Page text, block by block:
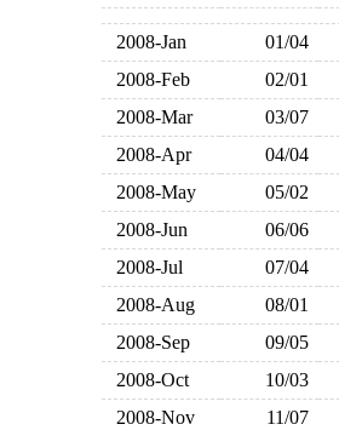
2008-Jan 01/04
2008-Feb
02/01
2008-Mar
03/07
2008-Apr
04/04
2008-May
05/02
2008-Jun
06/06
2008-Jul
07/04
2008-Aug
08/01
2008-Sep
09/05
2008-Oct
10/03
2008-Nov
11/07